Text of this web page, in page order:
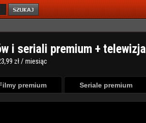
i seriali premium + telewizja
zł / miesiąc
premium Seriale premium